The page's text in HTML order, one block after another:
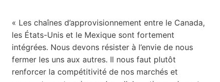
« Les chaînes d’approvisionnement entre le Canada,
les États-Unis et le Mexique sont fortement
intégrées. Nous devons résister à l’envie de nous
fermer les uns aux autres. Il nous faut plutôt
renforcer la compétitivité de nos marchés et